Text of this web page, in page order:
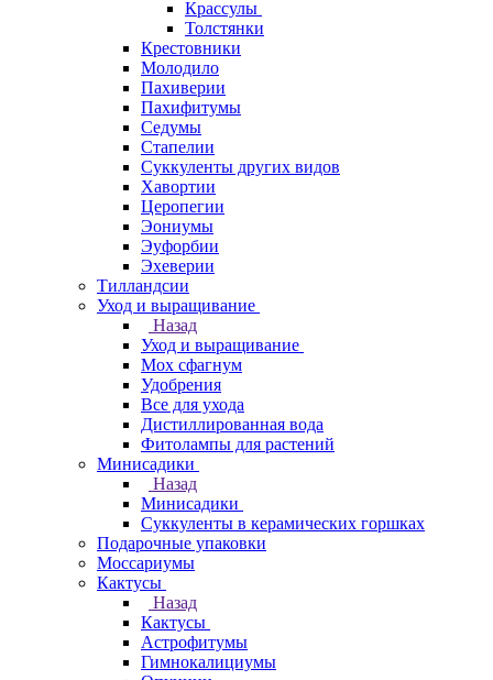
Крассулы
Толстянки
Крестовники
Молодило
Пахиверии
Пахифитумы
Седумы
Стапелии
Суккуленты других видов
Хавортии
Церопегии
Эониумы
Эуфорбии
Эхеверии
Тилландсии
Уход и выращивание
Назад
Уход и выращивание
Мох сфагнум
Удобрения
Все для ухода
Дистиллированная вода
Фитолампы для растений
Минисадики
Назад
Минисадики
Суккуленты в керамических горшках
Подарочные упаковки
Моссариумы
Кактусы
Назад
Кактусы
Астрофитумы
Гимнокалициумы